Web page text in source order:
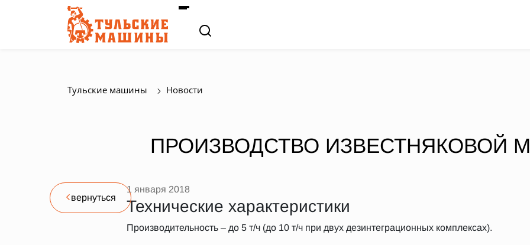
Тульские машины Новости
ПРОИЗВОДСТВО ИЗВЕСТНЯКОВОЙ
вернуться
1 января 2018
Технические характеристики
Производительность – до 5 т/ч (до 10 т/ч при двух дезинтеграционных комплексах).